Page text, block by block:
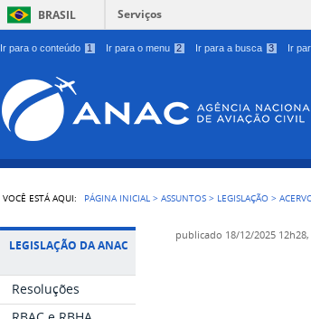
Ir para o conteúdo 1 Ir para o menu 2 Ir para a busca 3 Ir
BRASIL Serviços
VOCÊ ESTÁ AQUI: PÁGINA INICIAL >ASSUNTOS > LEGISLAÇÃO >
LEGISLAÇÃO DA ANAC
Resoluções
publicado 18/12/2025 12h28,